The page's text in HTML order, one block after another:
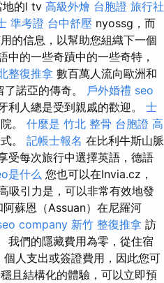
地的l tv 高級外燴 台胞證 旅行社
準考證 台中舒壓 nyossg，而
的信息，以幫助您組織下一個
的一些奇蹟中的一些奇特，
整復推拿 數百萬人流向歐洲和
諾亞的傳奇。 戶外婚禮 seo
利人總是受到親戚的歡迎。 士
。 什麼是 竹北 整骨 台胞證 高
。 記帳士報名 在比利牛斯山脈
受每次旅行中選擇英語，德語
是什么 您也可以在Invia.cz，
吸引力是，可以非常有效地發
蘇恩（Assuan）在尼羅河
company 新竹 整復推拿 訪
我們的隱藏費用為零，從住宿
人支出或簽證費用，因此您可
且結構化的體驗，可以立即預